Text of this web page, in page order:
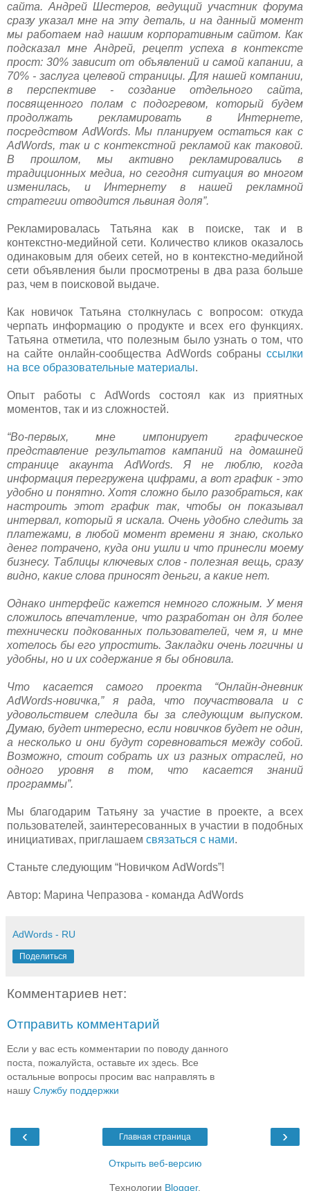
сайта. Андрей Шестеров, ведущий участник форума
сразу указал мне на эту деталь, и на данный момент
мы работаем над нашим корпоративным сайтом. Как
подсказал мне Андрей, рецепт успеха в контексте
прост: 30% зависит от объявлений и самой капании, а
70% - заслуга целевой страницы. Для нашей компании,
в перспективе - создание отдельного сайта,
посвященного полам с подогревом, который будем
продолжать рекламировать в Интернете,
посредством AdWords. Мы планируем остаться как с
AdWords, так и с контекстной рекламой как таковой.
В прошлом, мы активно рекламировались в
традиционных медиа, но сегодня ситуация во многом
изменилась, и Интернету в нашей рекламной
стратегии отводится львиная доля”.
Рекламировалась Татьяна как в поиске, так и в
контекстно-медийной сети. Количество кликов оказалось
одинаковым для обеих сетей, но в контекстно-медийной
сети объявления были просмотрены в два раза больше
раз, чем в поисковой выдаче.
Как новичок Татьяна столкнулась с вопросом: откуда
черпать информацию о продукте и всех его функциях.
Татьяна отметила, что полезным было узнать о том, что
на сайте онлайн-сообщества AdWords собраны ссылки
на все образовательные материалы.
Опыт работы с AdWords состоял как из приятных
моментов, так и из сложностей.
“Во-первых, мне импонирует графическое
представление результатов кампаний на домашней
странице акаунта AdWords. Я не люблю, когда
информация перегружена цифрами, а вот график - это
удобно и понятно. Хотя сложно было разобраться, как
настроить этот график так, чтобы он показывал
интервал, который я искала. Очень удобно следить за
платежами, в любой момент времени я знаю, сколько
денег потрачено, куда они ушли и что принесли моему
бизнесу. Таблицы ключевых слов - полезная вещь, сразу
видно, какие слова приносят деньги, а какие нет.
Однако интерфейс кажется немного сложным. У меня
сложилось впечатление, что разработан он для более
технически подкованных пользователей, чем я, и мне
хотелось бы его упростить. Закладки очень логичны и
удобны, но и их содержание я бы обновила.
Что касается самого проекта “Онлайн-дневник
AdWords-новичка,” я рада, что поучаствовала и с
удовольствием следила бы за следующим выпуском.
Думаю, будет интересно, если новичков будет не один,
а несколько и они будут соревноваться между собой.
Возможно, стоит собрать их из разных отраслей, но
одного уровня в том, что касается знаний
программы”.
Мы благодарим Татьяну за участие в проекте, а всех
пользователей, заинтересованных в участии в подобных
инициативах, приглашаем связаться с нами.
Станьте следующим “Новичком AdWords”!
Автор: Марина Чепразова - команда AdWords
AdWords - RU
Поделиться
Комментариев нет:
Отправить комментарий
Если у вас есть комментарии по поводу данного
поста, пожалуйста, оставьте их здесь. Все
остальные вопросы просим вас направлять в
нашу Службу поддержки
‹ ›
Главная страница
Открыть веб-версию
Технологии Blogger.